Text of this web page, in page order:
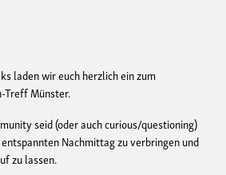
laden wir euch herzlich ein zum
Treff Münster.
seid (oder auch curious/questioning)
Nachmittag zu verbringen und
zu lassen.